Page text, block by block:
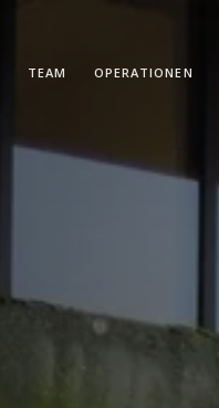
TEAM OPERATIONEN